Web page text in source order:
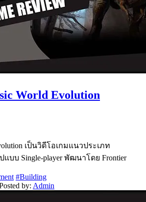
World Evolution
เป็นวิดีโอเกมแนวประเภท
แบบ Single-player พัฒนาโดย Frontier
#Building
by: Admin